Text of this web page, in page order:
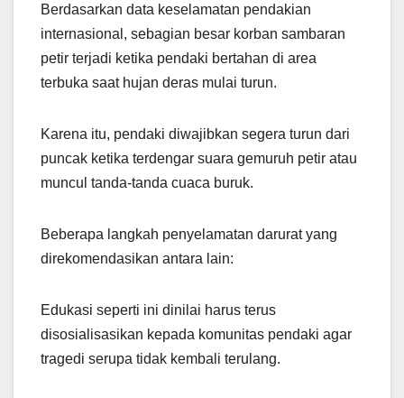
Berdasarkan data keselamatan pendakian
internasional, sebagian besar korban sambaran
petir terjadi ketika pendaki bertahan di area
terbuka saat hujan deras mulai turun.
Karena itu, pendaki diwajibkan segera turun dari
puncak ketika terdengar suara gemuruh petir atau
muncul tanda-tanda cuaca buruk.
Beberapa langkah penyelamatan darurat yang
direkomendasikan antara lain:
Edukasi seperti ini dinilai harus terus
disosialisasikan kepada komunitas pendaki agar
tragedi serupa tidak kembali terulang.